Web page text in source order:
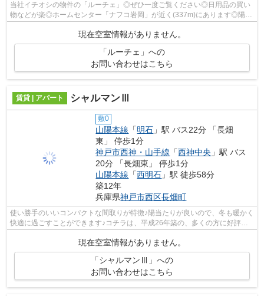
当社イチオシの物件の「ルーチェ」◎ぜひ一度ご覧ください◎日用品の買い
物などが楽◎ホームセンター「ナフコ岩岡」が近く(337m)にあります◎陽当
現在空室情報がありません。
「ルーチェ」への
お問い合わせはこちら
賃貸 | アパート シャルマンⅢ
敷0
山陽本線 「明石 」駅 バス22分 「長畑
東」 停歩1分
神戸市西神・山手線 「西神中央 」駅 バス
20分 「長畑東」 停歩1分
山陽本線 「西明石 」駅 徒歩58分
築12年
兵庫県神戸市西区長畑町
使い勝手のいいコンパクトな間取りが特徴♪陽当たりが良いので、冬も暖かく
快適に過ごすことができます♪コチラは、平成26年築の、多くの方に好評の
物件となります♪山陽本線明石周辺の賃...
現在空室情報がありません。
「シャルマンⅢ」への
お問い合わせはこちら